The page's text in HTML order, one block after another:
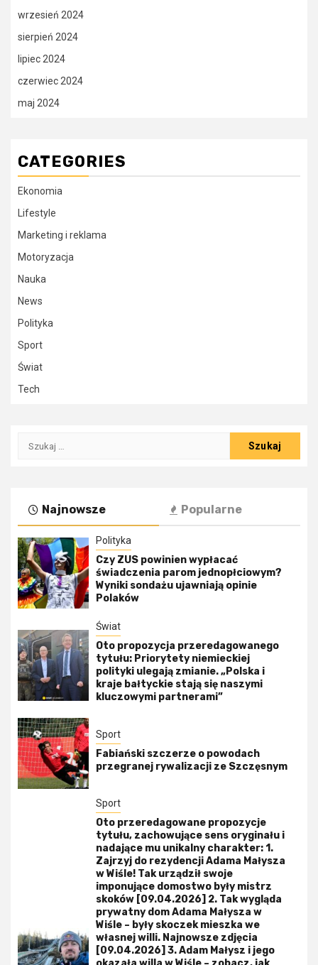
wrzesień 2024
sierpień 2024
lipiec 2024
czerwiec 2024
maj 2024
CATEGORIES
Ekonomia
Lifestyle
Marketing i reklama
Motoryzacja
Nauka
News
Polityka
Sport
Świat
Tech
Szukaj:
Najnowsze Popularne
Polityka
Czy ZUS powinien wypłacać
świadczenia parom jednopłciowym?
Wyniki sondażu ujawniają opinie
Polaków
Świat
Oto propozycja przeredagowanego
tytułu: Priorytety niemieckiej
polityki ulegają zmianie. „Polska i
kraje bałtyckie stają się naszymi
kluczowymi partnerami”
Sport
Fabiański szczerze o powodach
przegranej rywalizacji ze Szczęsnym
Sport
Oto przeredagowane propozycje
tytułu, zachowujące sens oryginału i
nadające mu unikalny charakter: 1.
Zajrzyj do rezydencji Adama Małysza
w Wiśle! Tak urządził swoje
imponujące domostwo były mistrz
skoków [09.04.2026] 2. Tak wygląda
prywatny dom Adama Małysza w
Wiśle – były skoczek mieszka we
własnej willi. Najnowsze zdjęcia
[09.04.2026] 3. Adam Małysz i jego